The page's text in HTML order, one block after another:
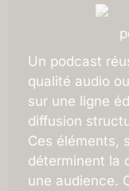
Un podcast
qualité audio
sur une ligne
diffusion
Ces éléments,
déterminent la
une audience.